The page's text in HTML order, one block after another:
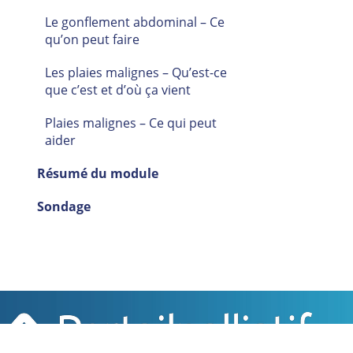
Le gonflement abdominal – Ce
qu’on peut faire
Les plaies malignes – Qu’est-ce
que c’est et d’où ça vient
Plaies malignes – Ce qui peut
aider
Résumé du module
Sondage